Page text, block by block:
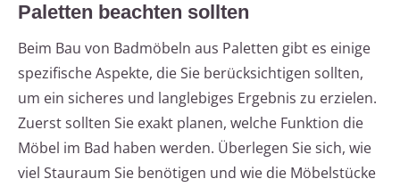
Paletten beachten sollten
Beim Bau von Badmöbeln aus Paletten gibt es einige
spezifische Aspekte, die Sie berücksichtigen sollten,
um ein sicheres und langlebiges Ergebnis zu erzielen.
Zuerst sollten Sie exakt planen, welche Funktion die
Möbel im Bad haben werden. Überlegen Sie sich, wie
viel Stauraum Sie benötigen und wie die Möbelstücke